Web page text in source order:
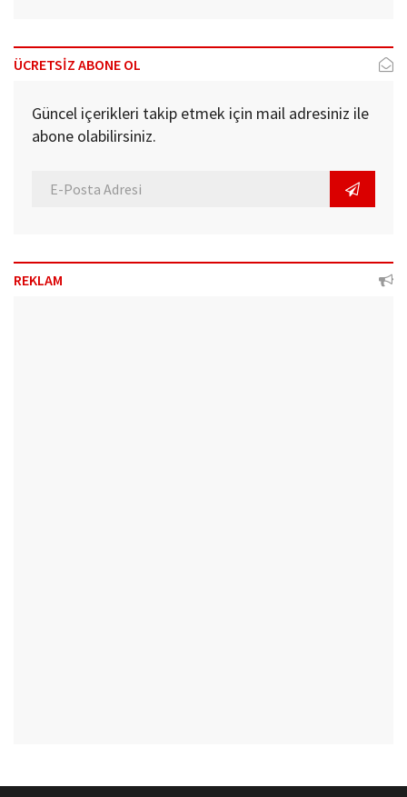
ÜCRETSİZ ABONE OL
Güncel içerikleri takip etmek için mail adresiniz ile
abone olabilirsiniz.
REKLAM